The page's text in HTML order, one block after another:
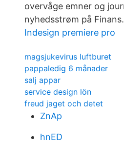
overvåge emner og
nyhedsstrøm på Finans.
Indesign premiere pro
magsjukevirus luftburet
pappaledig 6 månader
salj appar
service design lön
freud jaget och detet
ZnAp
hnED